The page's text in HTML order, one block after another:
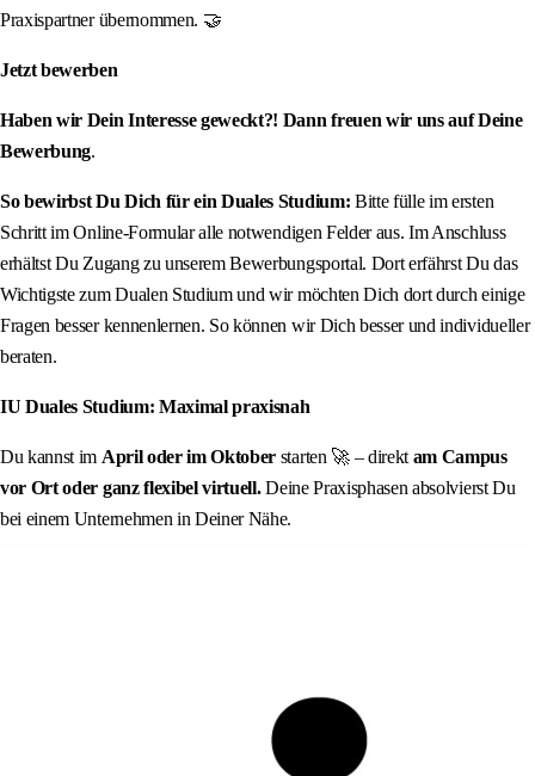
Praxispartner übernommen. 🤝
Jetzt bewerben
Haben wir Dein Interesse geweckt?! Dann freuen wir uns auf Deine
Bewerbung.
So bewirbst Du Dich für ein Duales Studium: Bitte fülle im ersten
Schritt im Online-Formular alle notwendigen Felder aus. Im Anschluss
erhältst Du Zugang zu unserem Bewerbungsportal. Dort erfährst Du das
Wichtigste zum Dualen Studium und wir möchten Dich dort durch einige
Fragen besser kennenlernen. So können wir Dich besser und individueller
beraten.
IU Duales Studium: Maximal praxisnah
Du kannst im April oder im Oktober starten 🚀 – direkt am Campus
vor Ort oder ganz flexibel virtuell.Deine Praxisphasen absolvierst Du
bei einem Unternehmen in Deiner Nähe.